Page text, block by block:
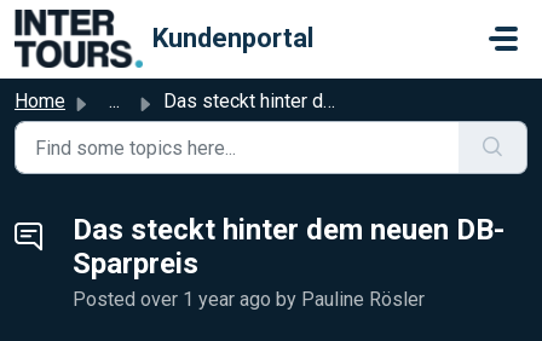
Skip to main content
Kundenportal
Home ... Das steckt hinter dem neuen DB-Sparpreis
Das steckt hinter dem neuen DB-
Sparpreis
Posted over 1 year ago by Pauline Rösler